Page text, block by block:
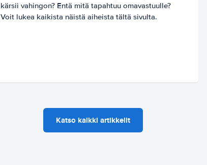
kärsii vahingon? Entä mitä tapahtuu omavastuulle?
Voit lukea kaikista näistä aiheista tältä sivulta.
Katso kaikki artikkelit